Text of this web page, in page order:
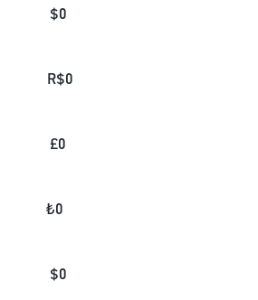
$0
R$0
£0
₺0
$0